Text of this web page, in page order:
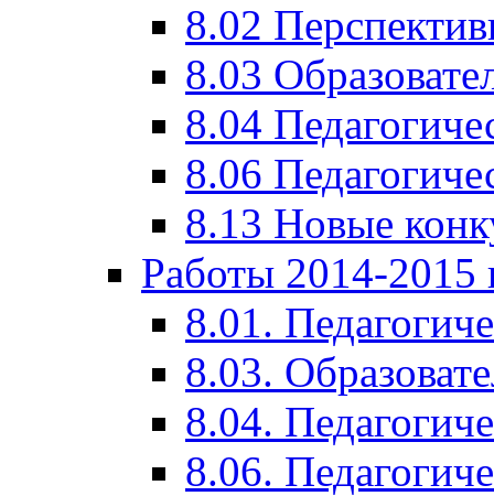
8.02
8.03
8.04
8.06
8.13 Новые
Работы 2014-2015
8.01.
8.03.
8.04.
8.06.